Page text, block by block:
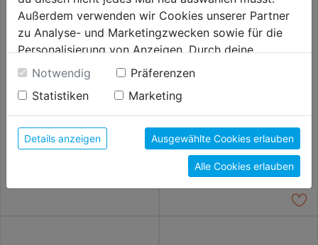
35,5cm Höhe 26,5cm m.
4,99€ Farbpuder in Flasche 180g
5,59€
Außerdem verwenden wir Cookies unserer Partner
zu Analyse- und Marketingzwecken sowie für die
Personalisierung von Anzeigen. Durch deine
Einwilligung werden die Daten von Drittanbieter,
unter anderem auch in den USA, verarbeitet.
Durch Klick auf "Alle Cookies erlauben" stimmst du
der Verwendung aller Cookies zu. Unter "Details
anzeigen" findest du alle Infos zu den
unterschiedlichen Cookies, unter "Cookies
Konfigurieren" kannst du auswählen, welche Cookies
du zulassen möchtest und welche nicht.
Notwendig
Präferenzen
Statistiken
Marketing
Details anzeigen Ausgewählte Cookies erlauben
Alle Cookies erlauben